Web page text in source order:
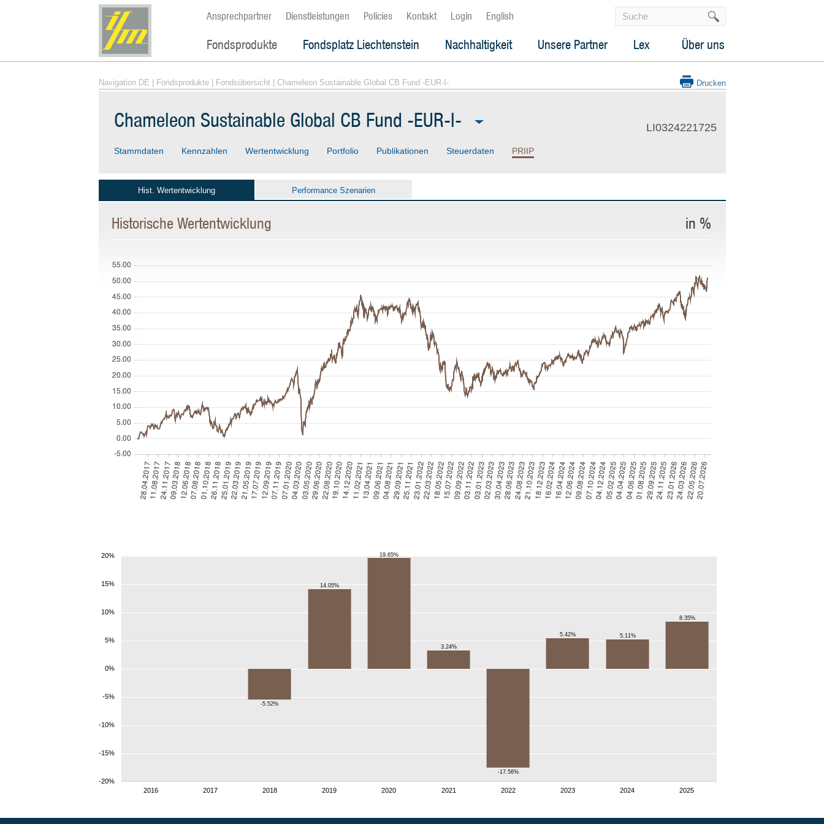
Ansprechpartner Dienstleistungen Policies Kontakt Login English
Fondsprodukte Fondsplatz Liechtenstein Nachhaltigkeit Unsere Partner Lex Über uns
Navigation DE Fondsprodukte| Fondsübersicht| Chameleon Sustainable Global CB Fund -EUR-I- Drucken
Chameleon Sustainable Global CB Fund -EUR-I- LI0324221725
Stammdaten Kennzahlen Wertentwicklung Portfolio Publikationen Steuerdaten PRIIP
Hist. Wertentwicklung Performance Szenarien
in %
Historische Wertentwicklung